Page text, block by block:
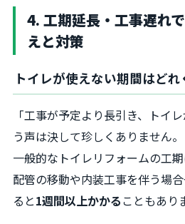
4. 工期延長・工事遅れ
えと対策
トイレが使えない期間はどれ
「工事が予定より長引き、トイ
う声は決して珍しくありません。
一般的なトイレリフォームの工
配管の移動や内装工事を伴う場
ると1週間以上かかることもあり